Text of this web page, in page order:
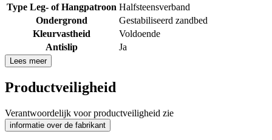
Type Leg- of Hangpatroon Halfsteensverband
Ondergrond
Gestabiliseerd zandbed
Kleurvastheid
Voldoende
Antislip
Ja
Lees meer
Productveiligheid
Verantwoordelijk voor productveiligheid zie
informatie over de fabrikant